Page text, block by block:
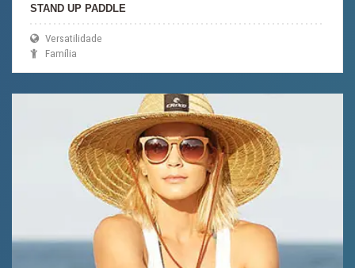
STAND UP PADDLE
Versatilidade
Família